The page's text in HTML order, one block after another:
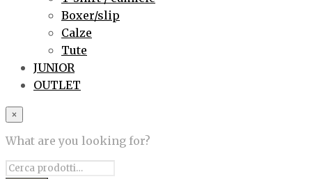
Boxer/slip
Calze
Tute
JUNIOR
OUTLET
×
What are you looking for?